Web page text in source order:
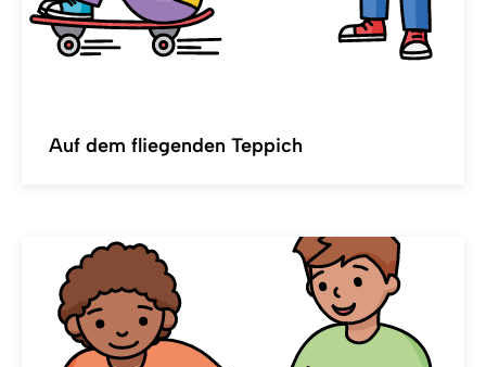
Auf dem fliegenden Teppich